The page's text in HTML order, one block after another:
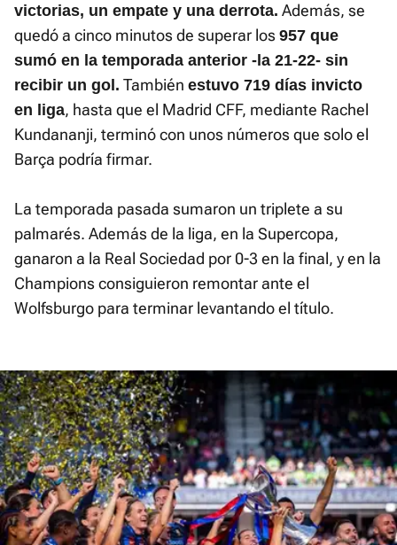
victorias, un empate y una derrota. Además, se
quedó a cinco minutos de superar los 957 que
sumó en la temporada anterior -la 21-22- sin
recibir un gol. También estuvo 719 días invicto
en liga, hasta que el Madrid CFF, mediante Rachel
Kundananji, terminó con unos números que solo el
Barça podría firmar.
La temporada pasada sumaron un triplete a su
palmarés. Además de la liga, en la Supercopa,
ganaron a la Real Sociedad por 0-3 en la final, y en la
Champions consiguieron remontar ante el
Wolfsburgo para terminar levantando el título.